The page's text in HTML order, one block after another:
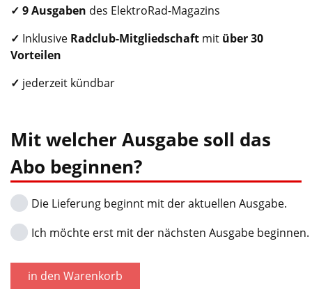
✓ 9 Ausgaben des ElektroRad-Magazins
✓ Inklusive Radclub-Mitgliedschaft mit über 30
Vorteilen
✓ jederzeit kündbar
Mit welcher Ausgabe soll das
Abo beginnen?
Die Lieferung beginnt mit der aktuellen Ausgabe.
Ich möchte erst mit der nächsten Ausgabe beginnen.
in den Warenkorb